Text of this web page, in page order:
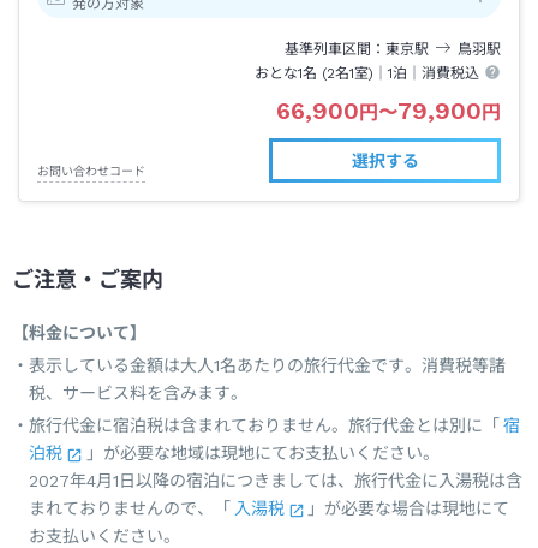
発の方対象
基準列車区間 東京駅 鳥羽駅
おとな1名 (2名1室)｜1泊 ｜消費税込
66,900 円 〜79,900 円
お問い合わせコード
選択する
ご注意・ご案内
【料金について】
表示している金額は大人1名あたりの旅行代金です。消費税等諸
税、サービス料を含みます。
旅行代金に宿泊税は含まれておりません。旅行代金とは別に「 宿
泊税
」が必要な地域は現地にてお支払いください。
2027年4月1日以降の宿泊につきましては、旅行代金に入湯税は含
まれておりませんので、「 入湯税
」が必要な場合は現地にて
お支払いください。